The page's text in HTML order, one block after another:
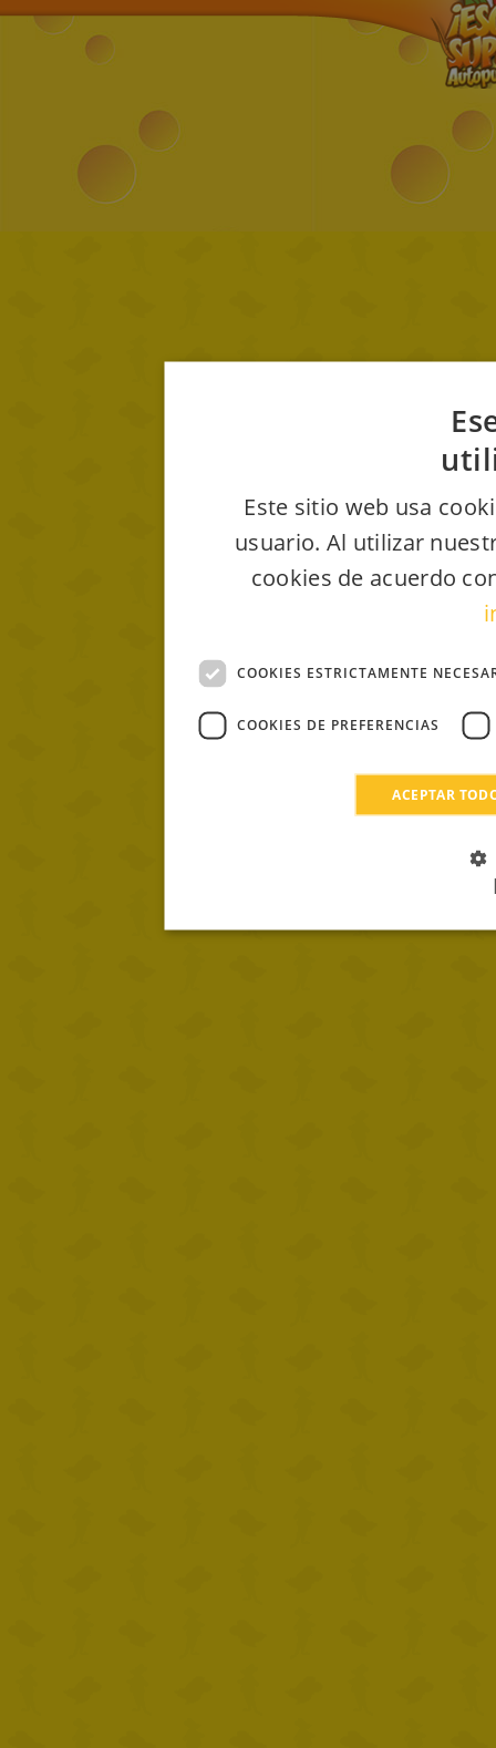
Este sitio web usa
usuario. Al utilizar
cookies de acuerdo
COOKIES ESTRICTAMENTE
COOKIES DE PREFERENCIAS
ACEPTAR